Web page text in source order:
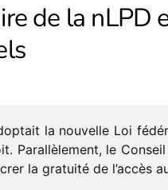
de la nLPD
la nouvelle Loi
Parallèlement, le
la gratuité de l’accès